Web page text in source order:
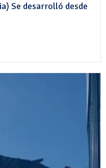
Se desarrolló desde